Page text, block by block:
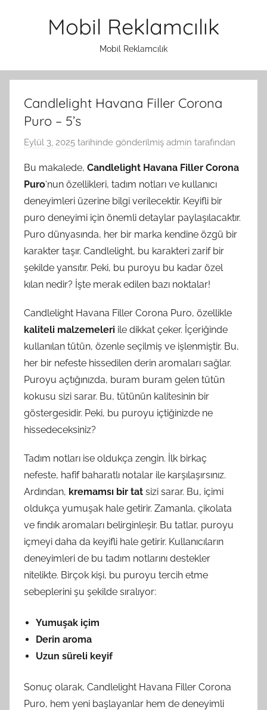
Mobil Reklamcılık
Mobil Reklamcılık
Candlelight Havana Filler Corona
Puro – 5’s
Eylül 3, 2025 tarihinde gönderilmiş admin tarafından
Bu makalede, Candlelight Havana Filler Corona
Puro‘nun özellikleri, tadım notları ve kullanıcı
deneyimleri üzerine bilgi verilecektir. Keyifli bir
puro deneyimi için önemli detaylar paylaşılacaktır.
Puro dünyasında, her bir marka kendine özgü bir
karakter taşır. Candlelight, bu karakteri zarif bir
şekilde yansıtır. Peki, bu puroyu bu kadar özel
kılan nedir? İşte merak edilen bazı noktalar!
Candlelight Havana Filler Corona Puro, özellikle
kaliteli malzemeleri ile dikkat çeker. İçeriğinde
kullanılan tütün, özenle seçilmiş ve işlenmiştir. Bu,
her bir nefeste hissedilen derin aromaları sağlar.
Puroyu açtığınızda, buram buram gelen tütün
kokusu sizi sarar. Bu, tütünün kalitesinin bir
göstergesidir. Peki, bu puroyu içtiğinizde ne
hissedeceksiniz?
Tadım notları ise oldukça zengin. İlk birkaç
nefeste, hafif baharatlı notalar ile karşılaşırsınız.
Ardından, kremamsı bir tat sizi sarar. Bu, içimi
oldukça yumuşak hale getirir. Zamanla, çikolata
ve fındık aromaları belirginleşir. Bu tatlar, puroyu
içmeyi daha da keyifli hale getirir. Kullanıcıların
deneyimleri de bu tadım notlarını destekler
nitelikte. Birçok kişi, bu puroyu tercih etme
sebeplerini şu şekilde sıralıyor:
Yumuşak içim
Derin aroma
Uzun süreli keyif
Sonuç olarak, Candlelight Havana Filler Corona
Puro, hem yeni başlayanlar hem de deneyimli